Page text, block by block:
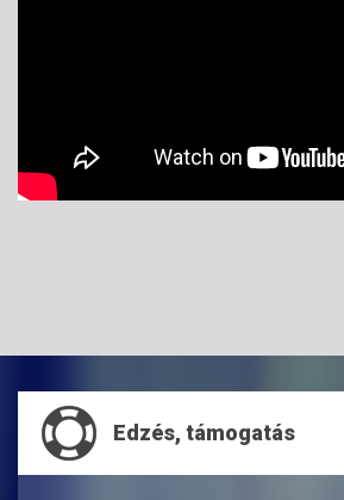
Edzés, támogatás